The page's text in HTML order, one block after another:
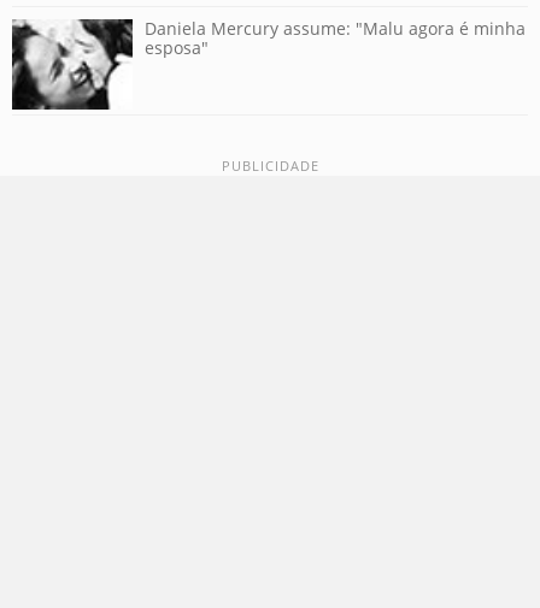
Daniela Mercury assume: "Malu agora é minha
esposa"